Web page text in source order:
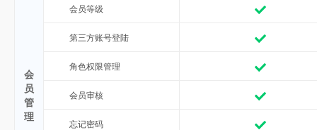
会
员
管
理
会员等级
第三方账号登陆
角色权限管理
会员审核
忘记密码